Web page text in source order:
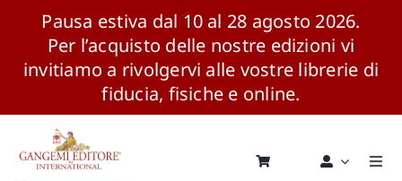
Pausa estiva dal 10 al 28 agosto 2026.
Per l’acquisto delle nostre edizioni vi
invitiamo a rivolgervi alle vostre librerie di
fiducia, fisiche e online.
contenuto